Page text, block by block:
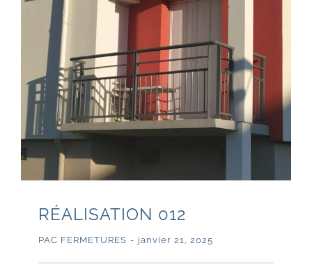
RÉALISATION 012
PAC FERMETURES - janvier 21, 2025